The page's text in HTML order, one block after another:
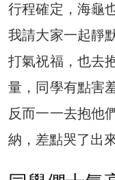
行程確定，海龜
我請大家一起靜
打氣祝福，也去
量，同學有點害
反而一一去抱他
納，差點哭了出來